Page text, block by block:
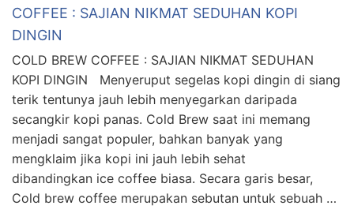
COFFEE : SAJIAN NIKMAT SEDUHAN KOPI
DINGIN
COLD BREW COFFEE : SAJIAN NIKMAT SEDUHAN
KOPI DINGIN Menyeruput segelas kopi dingin di siang
terik tentunya jauh lebih menyegarkan daripada
secangkir kopi panas. Cold Brew saat ini memang
menjadi sangat populer, bahkan banyak yang
mengklaim jika kopi ini jauh lebih sehat
dibandingkan ice coffee biasa. Secara garis besar,
Cold brew coffee merupakan sebutan untuk sebuah …